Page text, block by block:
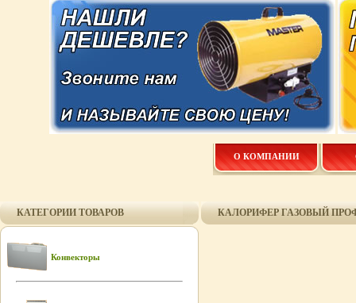
О КОМПАНИИ
КАТЕГОРИИ ТОВАРОВ
Конвекторы
КАЛОРИФЕР ГАЗОВЫЙ